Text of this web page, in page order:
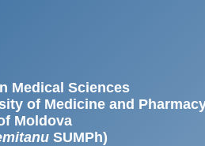
Medical Sciences
of Medicine and
Moldova
SUMPh)